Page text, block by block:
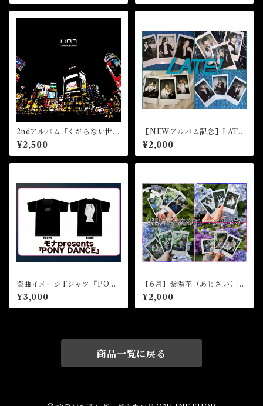
2ndアルバム「くだらない世
界」
¥2,500
【NEWアルバム記念】LATE!
ランチェキ(個人)
¥2,000
楽曲イメージTシャツ『PON
Y DANCE』
¥3,000
【6月】紫陽花（あじさい）を
求めて…ランチェキ(個人)
¥2,000
商品一覧に戻る